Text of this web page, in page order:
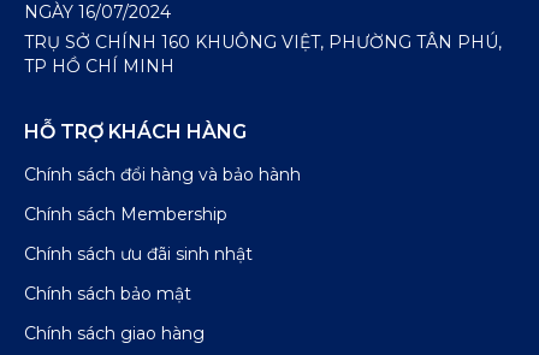
NGÀY 16/07/2024
TRỤ SỞ CHÍNH 160 KHUÔNG VIỆT, PHƯỜNG TÂN PHÚ,
TP HỒ CHÍ MINH
HỖ TRỢ KHÁCH HÀNG
Chính sách đổi hàng và bảo hành
Chính sách Membership
Chính sách ưu đãi sinh nhật
Chính sách bảo mật
Chính sách giao hàng